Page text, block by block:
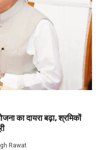
का दायरा बढ़ा, श्रमिकों
Rawat